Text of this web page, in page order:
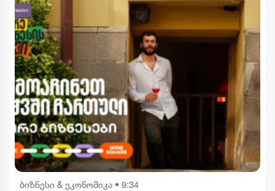
ბიზნესი & ეკონომიკა • 9:34